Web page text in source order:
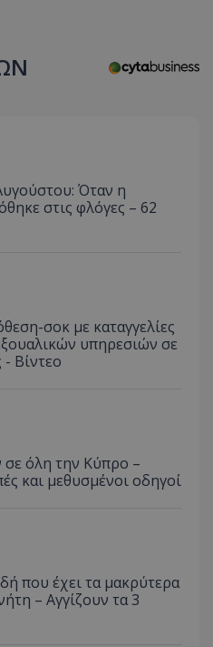
Όταν η
στις φλόγες – 62
σοκ με καταγγελίες
υπηρεσιών σε
- Bίντεο
όλη την Κύπρο –
και μεθυσμένοι οδηγοί
που έχει τα μακρύτερα
– Αγγίζουν τα 3